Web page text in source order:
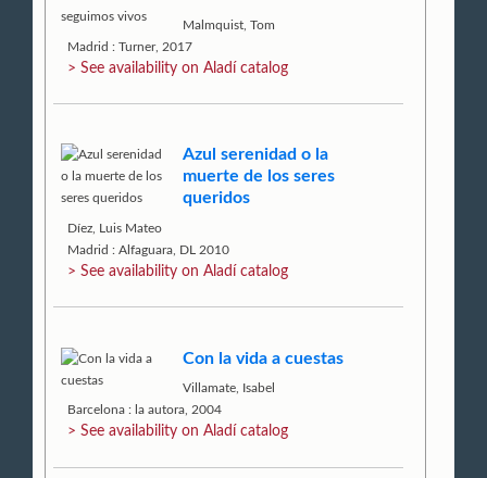
Malmquist, Tom
Madrid : Turner, 2017
> See availability on Aladí catalog
Azul serenidad o la
muerte de los seres
queridos
Díez, Luis Mateo
Madrid : Alfaguara, DL 2010
> See availability on Aladí catalog
Con la vida a cuestas
Villamate, Isabel
Barcelona : la autora, 2004
> See availability on Aladí catalog